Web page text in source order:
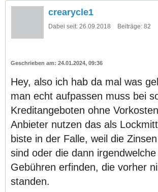
crearycle1
Dabei seit: 26.09.2018 Beiträge: 82
24.01.2024, 09:36
Hey, also ich hab da mal was
man echt aufpassen muss bei
Kreditangeboten ohne
Anbieter nutzen das als
biste in der Falle, weil die
sind oder die dann
Gebühren erfinden, die vorher
standen.